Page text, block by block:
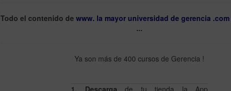
Todo el contenido de www. la mayor universidad de gerencia .com
...
Ya son más de 400 cursos de Gerencia !
1. Descarga de tu tienda la App